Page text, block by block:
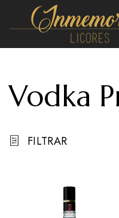
Inmemorial
Vodka
FILTRAR